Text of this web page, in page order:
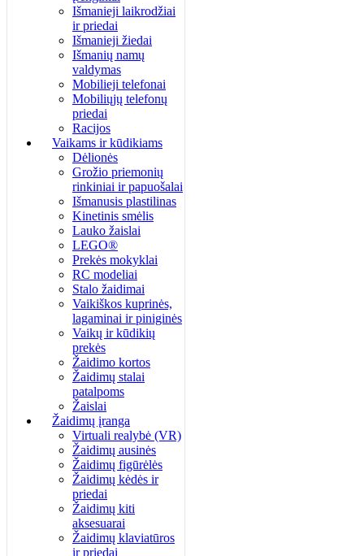
Išmanieji laikrodžiai
ir priedai
Išmanieji žiedai
Išmanių namų
valdymas
Mobilieji telefonai
Mobiliųjų telefonų
priedai
Racijos
Vaikams ir kūdikiams
Dėlionės
Grožio priemonių
rinkiniai ir papuošalai
Išmanusis plastilinas
Kinetinis smėlis
Lauko žaislai
LEGO®
Prekės mokyklai
RC modeliai
Stalo žaidimai
Vaikiškos kuprinės,
lagaminai ir piniginės
Vaikų ir kūdikių
prekės
Žaidimo kortos
Žaidimų stalai
patalpoms
Žaislai
Žaidimų įranga
Virtuali realybė (VR)
Žaidimų ausinės
Žaidimų figūrėlės
Žaidimų kėdės ir
priedai
Žaidimų kiti
aksesuarai
Žaidimų klaviatūros
ir priedai